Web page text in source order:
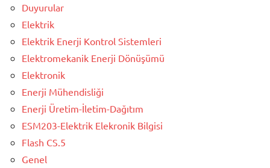
Duyurular
Elektrik
Elektrik Enerji Kontrol Sistemleri
Elektromekanik Enerji Dönüşümü
Elektronik
Enerji Mühendisliği
Enerji Üretim-İletim-Dağıtım
ESM203-Elektrik Elekronik Bilgisi
Flash CS.5
Genel